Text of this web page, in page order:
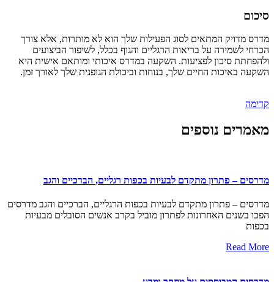
סיכום
מדרס מדויק המתאים לסוג הפעילות שלך הוא לא מותרות, אלא צורך
הכרחי לשמירה על בריאות הרגליים והגוף בכלל, לשיפור הביצועים
ולהפחתת סיכון לפציעות. השקעה במדרס איכותי ומותאם אישית היא
השקעה באיכות החיים שלך, בנוחות וביכולת הגופנית שלך לאורך זמן.
קדימה
מאמרים נוספים
מדרסים – פתרון מתקדם לבעיות בכפות רגליים, הברכיים והגב
מדרסים – פתרון מתקדם לבעיות בכפות הרגליים, הברכיים והגב מדרסים
הפכו בשנים האחרונות לפתרון מוביל בקרב אנשים הסובלים מבעיות
בכפות
Read More